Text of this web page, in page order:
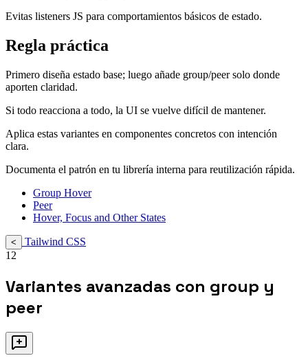
Evitas listeners JS para comportamientos básicos de estado.
Regla práctica
Primero diseña estado base; luego añade group/peer solo donde
aporten claridad.
Si todo reacciona a todo, la UI se vuelve difícil de mantener.
Aplica estas variantes en componentes concretos con intención
clara.
Documenta el patrón en tu librería interna para reutilización rápida.
Group Hover
Peer
Hover, Focus and Other States
<
Tailwind CSS
12
Variantes avanzadas con group y
peer